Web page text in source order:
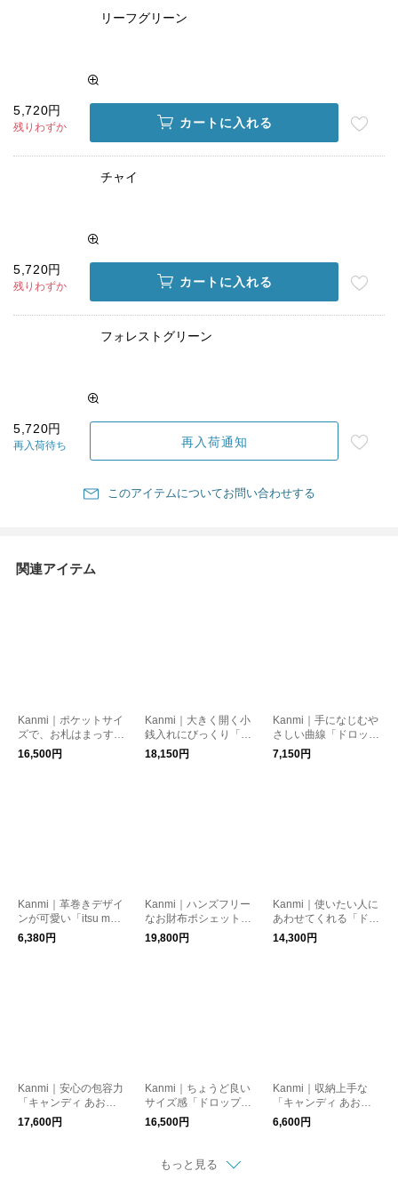
リーフグリーン
5,720円
残りわずか カートに入れる
チャイ
5,720円
残りわずか カートに入れる
フォレストグリーン
5,720円
再入荷待ち 再入荷通知
このアイテムについてお問い合わせする
関連アイテム
Kanmi｜ポケットサイ
ズで、お札はまっすぐ
「キャンディ ラウン
ドショートウォレッ
16,500円
Kanmi｜大きく開く小
銭入れにびっくり「キ
ャンディ BOX ショ
ートウォレット」【W
18,150円
Kanmi｜手になじむや
さしい曲線「ドロップ
ツリー木玉 親子がま
口」【WL22-19】財
7,150円
Kanmi｜革巻きデザイ
ンが可愛い「itsu mon
o 親子がま口」【WL2
4-58】
6,380円
Kanmi｜ハンズフリー
なお財布ポシェット
「クレープ ロングが
ま口ウォレット ポシ
19,800円
Kanmi｜使いたい人に
あわせてくれる「ドロ
ップツリー ショート
ウォレット」【WL22-
14,300円
Kanmi｜安心の包容力
「キャンディ あおり
ロングがま口ウォレッ
ト」【WL24-55】財
17,600円
Kanmi｜ちょうど良い
サイズ感「ドロップツ
リー がま口 コンパク
トウォレット」【WL2
16,500円
Kanmi｜収納上手な
「キャンディ あおり
がま口 (S)」【K24-8
6】財布
6,600円
もっと見る